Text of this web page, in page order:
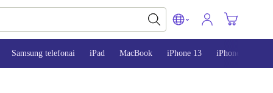
Samsung telefonai iPad MacBook iPhone 13 iPhone 14